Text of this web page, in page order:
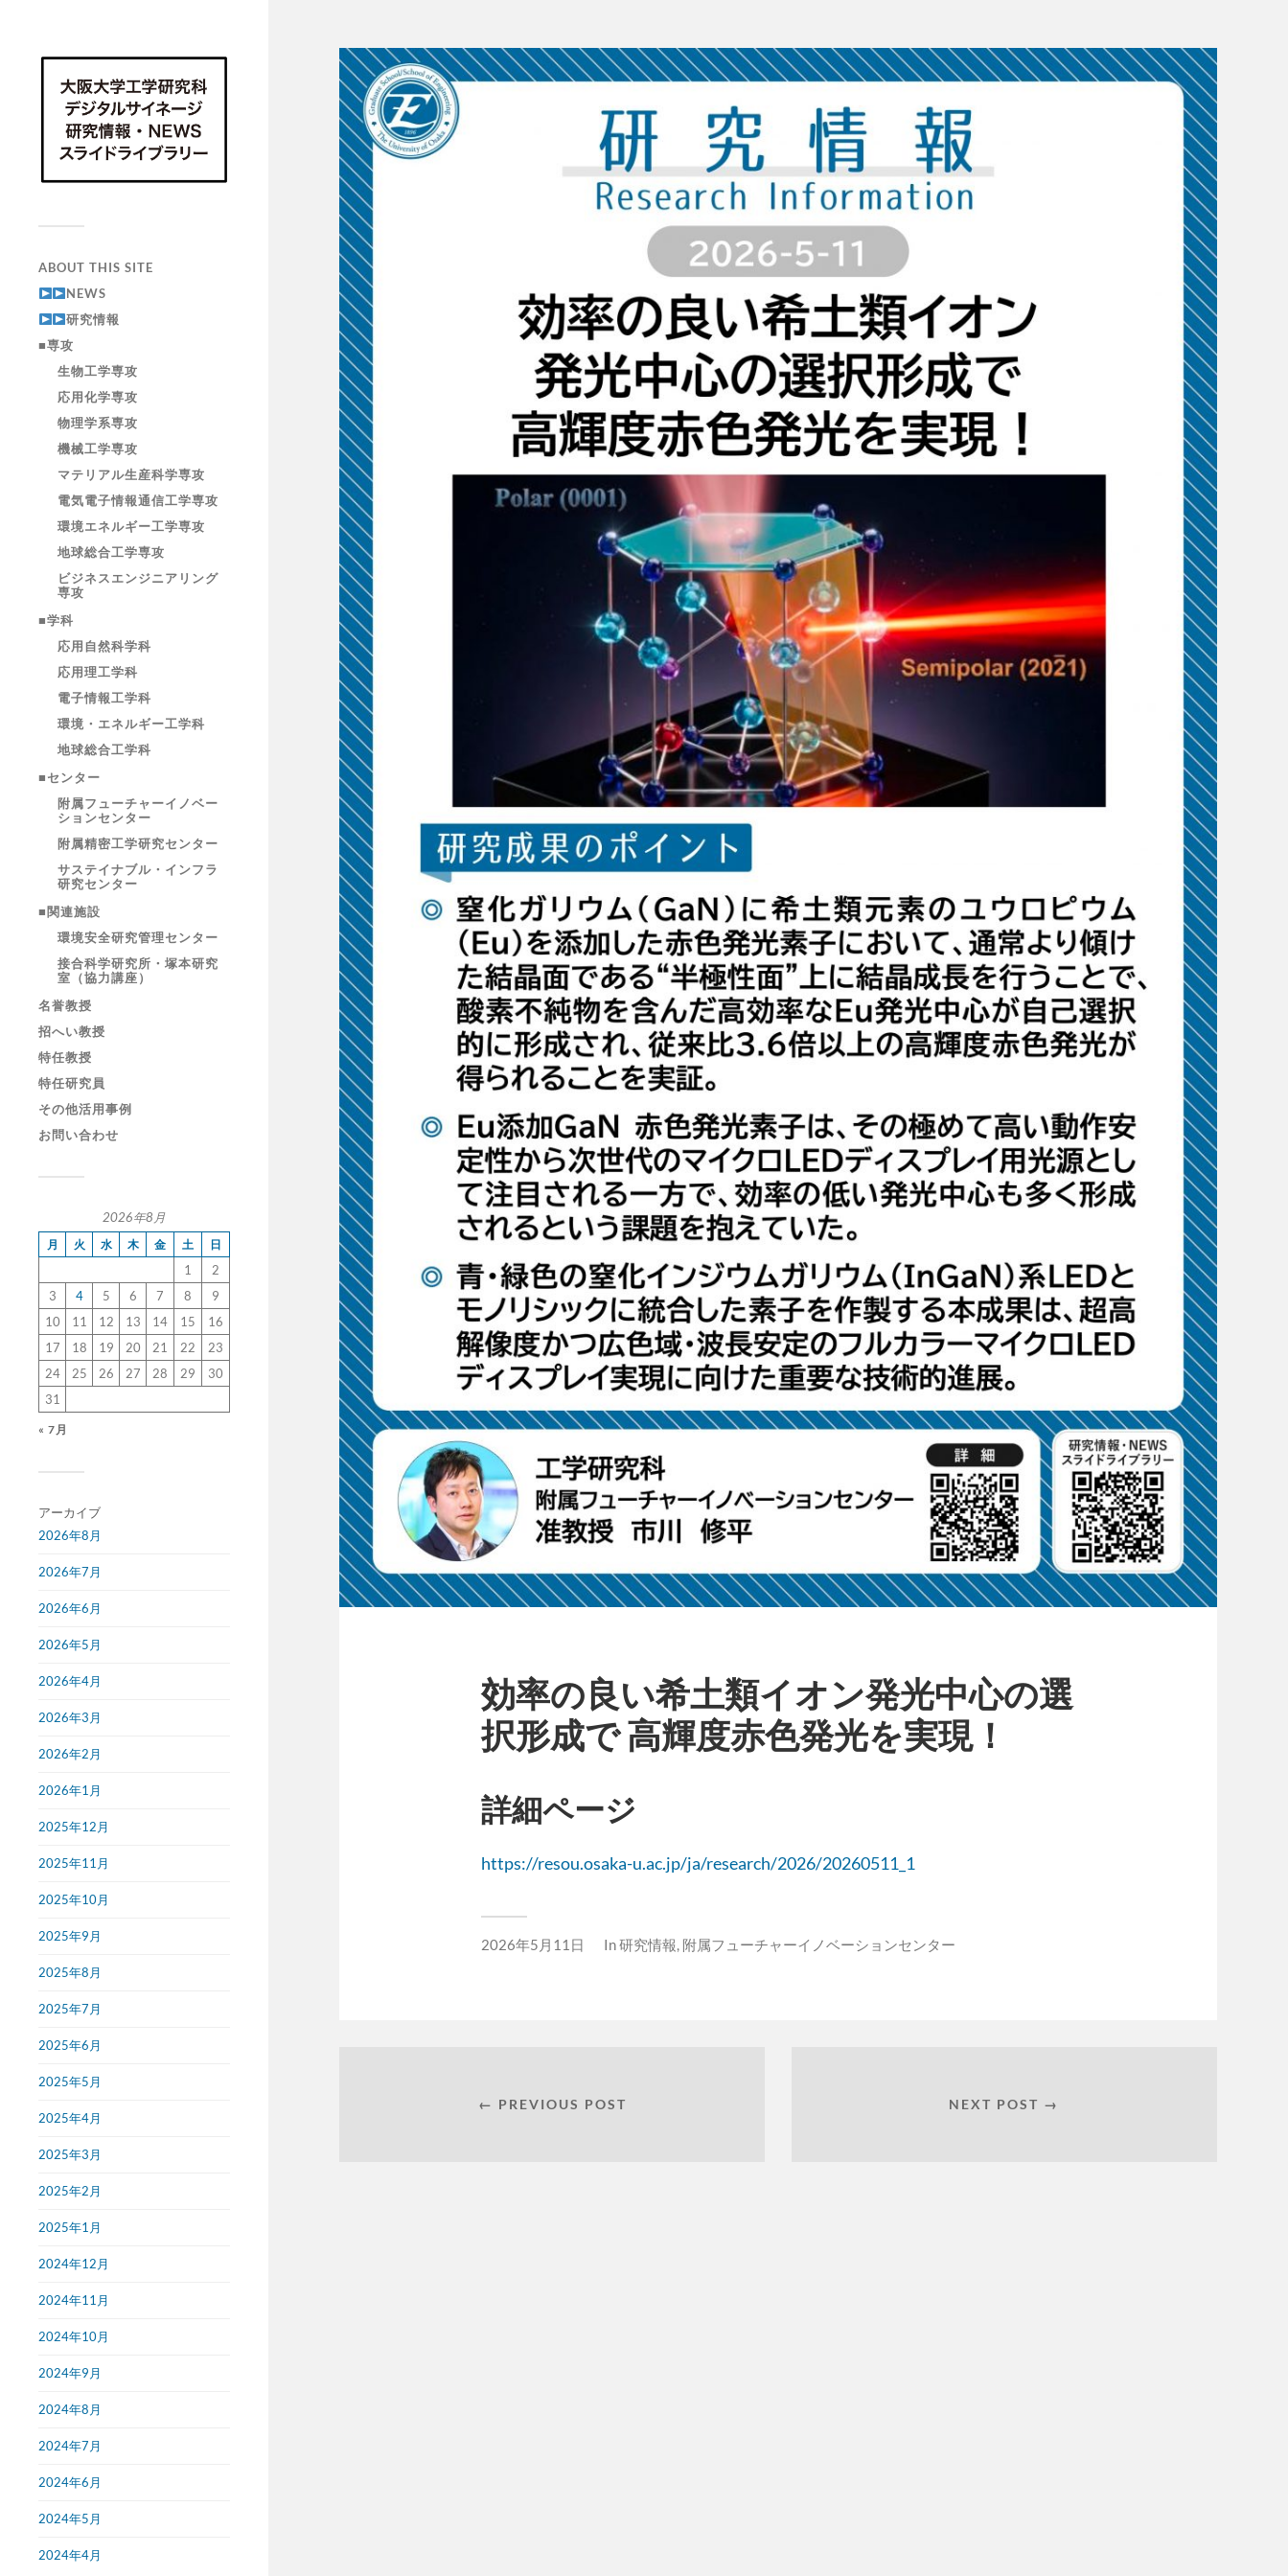
ABOUT THIS SITE
NEWS
研究情報
■専攻
生物工学専攻
応用化学専攻
物理学系専攻
機械工学専攻
マテリアル生産科学専攻
電気電子情報通信工学専攻
環境エネルギー工学専攻
地球総合工学専攻
ビジネスエンジニアリング
専攻
■学科
応用自然科学科
応用理工学科
電子情報工学科
環境・エネルギー工学科
地球総合工学科
■センター
附属フューチャーイノベー
ションセンター
附属精密工学研究センター
サステイナブル・インフラ
研究センター
■関連施設
環境安全研究管理センター
接合科学研究所・塚本研究
室（協力講座）
名誉教授
招へい教授
特任教授
特任研究員
その他活用事例
お問い合わせ
2026年8月
月 火 水 木 金 土 日
1
2
3
4 5 6 7 8
9
10
11 12 13 14 15
16
17
18 19 20 21 22
23
24
25 26 27 28 29
30
31
« 7月
アーカイブ
2026年8月
2026年7月
2026年6月
2026年5月
2026年4月
2026年3月
2026年2月
2026年1月
2025年12月
2025年11月
2025年10月
2025年9月
2025年8月
2025年7月
2025年6月
2025年5月
2025年4月
2025年3月
2025年2月
2025年1月
2024年12月
2024年11月
2024年10月
2024年9月
2024年8月
2024年7月
2024年6月
2024年5月
2024年4月
効率の良い希土類イオン発光中心の選
択形成で 高輝度赤色発光を実現！
詳細ページ
https://resou.osaka-u.ac.jp/ja/research/2026/20260511_1
2026年5月11日 In研究情報 附属フューチャーイノベーションセンター
← PREVIOUS POST NEXT POST →